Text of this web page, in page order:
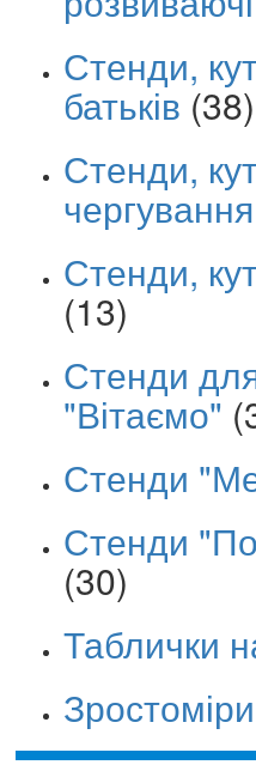
Стенди,
батьків (38)
Стенди,
чергування
Стенди,
(13)
Стенди
"Вітаємо"
Стенди
Стенди
(30)
Таблички
Зростоміри